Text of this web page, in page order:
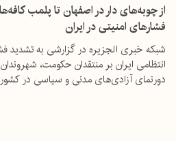
از چوبه‌های دار در اصفهان تا پلمب
فشارهای امنیتی در ایران
شبکه خبری الجزیره در گزارشی به تشدید
انتظامی ایران بر منتقدان حکومت،
دورنمای آزادی‌های مدنی و سیاسی در کشور